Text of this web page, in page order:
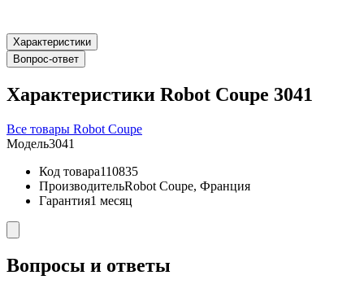
Характеристики
Вопрос-ответ
Характеристики Robot Coupe 3041
Все товары Robot Coupe
Модель3041
Код товара110835
ПроизводительRobot Coupe, Франция
Гарантия1 месяц
Вопросы и ответы